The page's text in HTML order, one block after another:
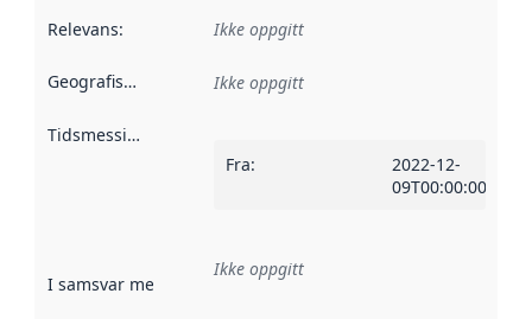
Relevans: Ikke oppgitt
Geografisk avgrensning :
Ikke oppgitt
Tidsmessig avgrensning
Fra:
2022-12-
09T00:00:00Z
I samsvar med Referanse til en implementasjonsregel
Ikke oppgitt